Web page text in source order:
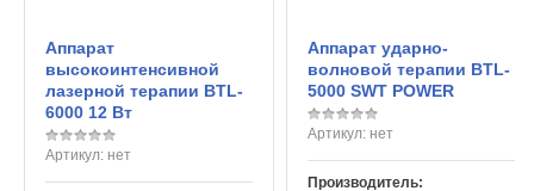
Аппарат
высокоинтенсивной
лазерной терапии BTL-
6000 12 Вт
Артикул: нет
Аппарат ударно-
волновой терапии BTL-
5000 SWT POWER
Артикул:нет
Производитель: